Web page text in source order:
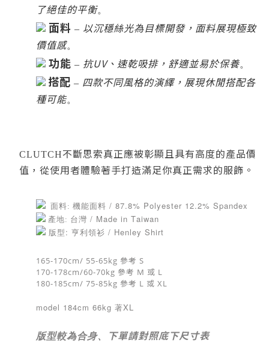
了絕佳的平衡。
面料 – 以沉穩絲光為目標開發，面料展現極致
價值感。
功能 – 抗UV、速乾吸排，舒適並易於保養。
搭配 – 四款不同風格的演繹，展現休閒搭配各
種可能。
CLUTCH不斷思索真正應被彰顯且具有高度的產品價
值，從使用者體驗著手打造滿足你真正需求的服飾。
面料: 機能面料 / 87.8% Polyester 12.2% Spandex
產地: 台灣 / Made in Taiwan
版型: 亨利領衫 / Henley Shirt
165-170cm/ 55-65kg 參考 S
170-178cm/60-70kg 參考 M 或 L
180-185cm/ 75-85kg 參考 L 或 XL
model 184cm 66kg 著XL
版型較為合身、 下單請對照底下尺寸表